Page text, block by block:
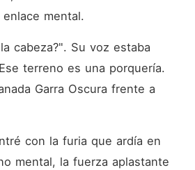
mental.
cabeza?". Su voz estaba
terreno es una porquería.
Garra Oscura frente a
con la furia que ardía en
mental, la fuerza aplastante